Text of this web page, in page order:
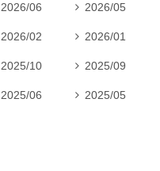
2026/06  2026/05
2026/02  2026/01
2025/10  2025/09
2025/06  2025/05